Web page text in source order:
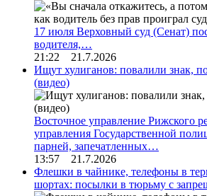
17 июля Верховный суд (Сенат)
водителя,…
21:22 21.7.2026
Ищут хулиганов: повалили знак,
(видео)
Восточное управление Рижского
управления Государственной
парней, запечатленных…
13:57 21.7.2026
Флешки в чайнике, телефоны в
шортах: посылки в тюрьму с